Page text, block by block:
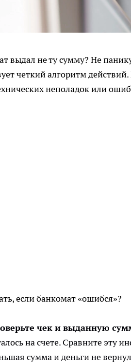
выдал не ту сумму? Не
четкий алгоритм
неполадок или
если банкомат «ошибся»?
чек и выданную
на счете. Сравните эту
сумма и деньги не